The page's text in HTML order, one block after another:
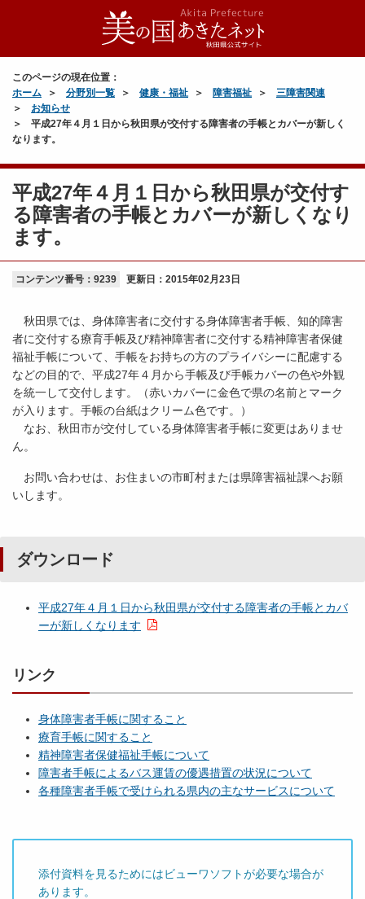
このページの現在位置：
ホーム
分野別一覧 健康・福祉 障害福祉
三障害関連
お知らせ
平成27年４月１日から秋田県が交付する障害者の手帳とカバーが新しく
なります。
平成27年４月１日から秋田県が交付す
る障害者の手帳とカバーが新しくなり
ます。
コンテンツ番号：9239 更新日： 2015年02月23日
秋田県では、身体障害者に交付する身体障害者手帳、知的障害
者に交付する療育手帳及び精神障害者に交付する精神障害者保健
福祉手帳について、手帳をお持ちの方のプライバシーに配慮する
などの目的で、平成27年４月から手帳及び手帳カバーの色や外観
を統一して交付します。（赤いカバーに金色で県の名前とマーク
が入ります。手帳の台紙はクリーム色です。）
なお、秋田市が交付している身体障害者手帳に変更はありませ
ん。
お問い合わせは、お住まいの市町村または県障害福祉課へお願
いします。
ダウンロード
平成27年４月１日から秋田県が交付する障害者の手帳とカバ
ーが新しくなります
リンク
身体障害者手帳に関すること
療育手帳に関すること
精神障害者保健福祉手帳について
障害者手帳によるバス運賃の優遇措置の状況について
各種障害者手帳で受けられる県内の主なサービスについて
添付資料を見るためにはビューワソフトが必要な場合が
あります。